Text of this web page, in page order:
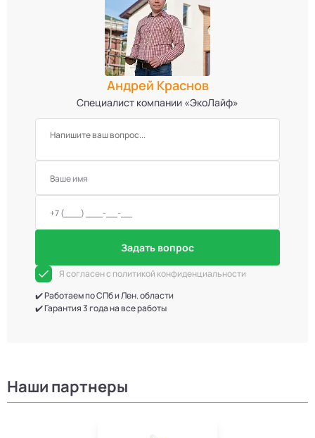
Андрей Краснов
Специалист компании «ЭкоЛайф»
Задать вопрос
Я согласен с политикой конфиденциальности
✔️ Работаем по СПб и Лен. области
✔️ Гарантия 3 года на все работы
Наши партнеры